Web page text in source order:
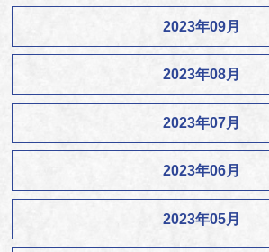
2023年09月
2023年08月
2023年07月
2023年06月
2023年05月